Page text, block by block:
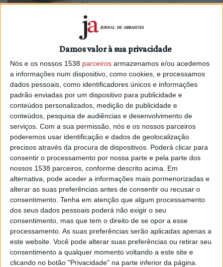
Damos valor à sua privacidade
Nós e os nossos 1538 parceiros armazenamos e/ou acedemos
a informações num dispositivo, como cookies, e processamos
dados pessoais, como identificadores únicos e informações
padrão enviadas por um dispositivo para publicidade e
conteúdos personalizados, medição de publicidade e
conteúdos, pesquisa de audiências e desenvolvimento de
serviços. Com a sua permissão, nós e os nossos parceiros
poderemos usar identificação e dados de geolocalização
precisos através da procura de dispositivos. Poderá clicar para
consentir o processamento por nossa parte e pela parte dos
nossos 1538 parceiros, conforme descrito acima. Em
alternativa, pode aceder a informações mais pormenorizadas e
alterar as suas preferências antes de consentir ou recusar o
consentimento. Tenha em atenção que algum processamento
dos seus dados pessoais poderá não exigir o seu
consentimento, mas que tem o direito de se opor a esse
processamento. As suas preferências serão aplicadas apenas a
este website. Você pode alterar suas preferências ou retirar seu
consentimento a qualquer momento voltando a este site e
clicando no botão "Privacidade" na parte inferior da página.
Câmara entregou viatura elétrica ao
Centro de Saúde
17/07/2024 às 17:11
Município entregou duas viaturas
elétricas à ULSMT (C/ Áudio)
3/07/2024 às 12:33